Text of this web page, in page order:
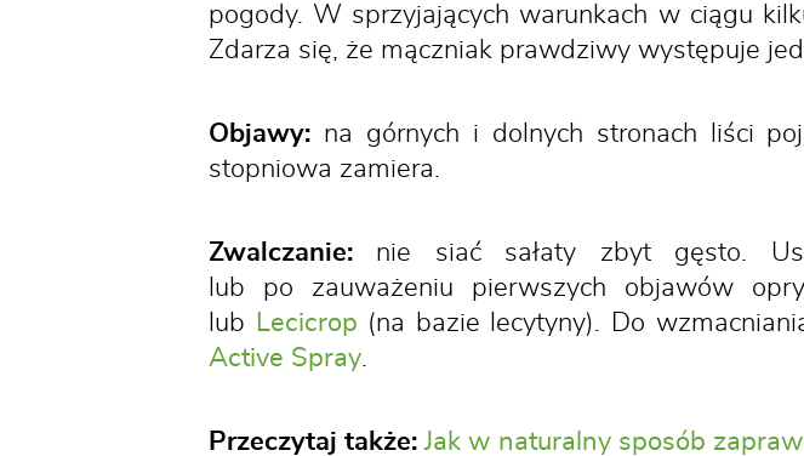
pogody. W sprzyjających warunkach w ciągu
Zdarza się, że mączniak prawdziwy występuje
Objawy: na górnych i dolnych stronach liści
stopniowa zamiera.
Zwalczanie: nie siać sałaty zbyt gęsto.
lub po zauważeniu pierwszych objawów
lub Lecicrop (na bazie lecytyny). Do
Active Spray
Przeczytaj także: Jak w naturalny sposób